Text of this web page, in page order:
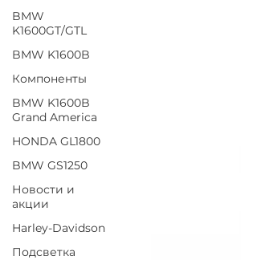
BMW
K1600GT/GTL
BMW K1600B
Компоненты
BMW K1600B
Grand America
HONDA GL1800
BMW GS1250
Новости и
акции
Harley-Davidson
Подсветка